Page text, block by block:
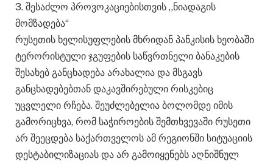
3. შესაძლო პროვოკაციებისთვის ,,ნიადაგის
მომზადება“
რუსეთის ხელისუფლების მხრიდან პანკისის ხეობაში
ტერორისტული ჯგუფების საწვრთნელი ბანაკების
შესახებ განცხადება არახალია და მსგავს
განცხადებებთან დაკავშირებული რისკებიც
უცვლელი რჩება. შეუძლებელია ბოლომდე იმის
გამორიცხვა, რომ საჭიროების შემთხვევაში რუსეთი
არ შეეცდება საქართველოს ამ რეგიონში სიტუაციის
დესტაბილიზაციას და არ გამოიყენებს აღნიშნულ